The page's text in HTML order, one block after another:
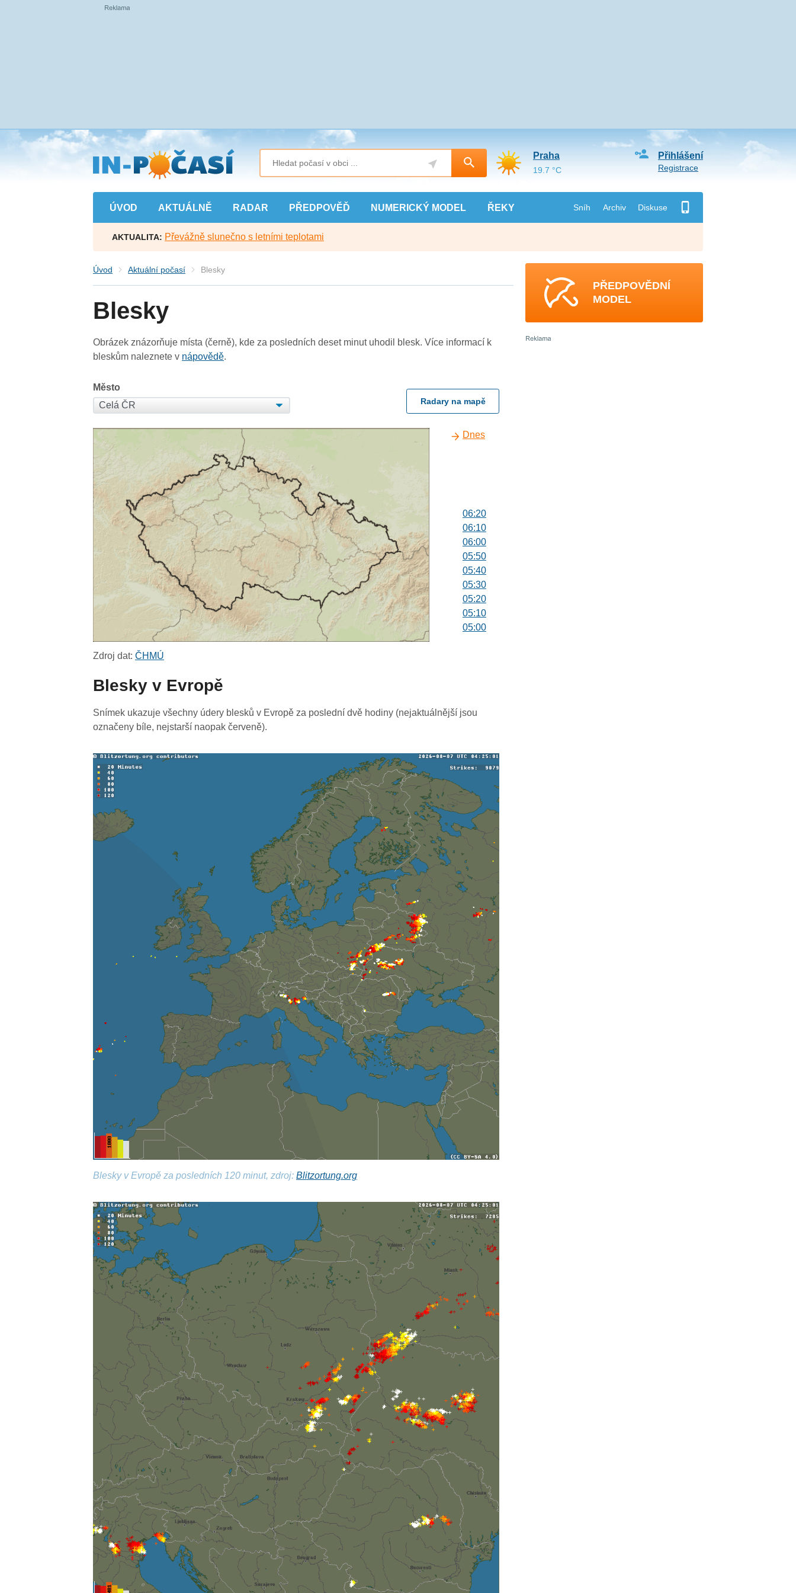
Přejít
na
hlavní
obsah
ÚVOD AKTUÁLNĚ RADAR PŘEDPOVĚĎ NUMERICKÝ MODEL ŘEKY Sníh Archiv Diskuse
Přihlášení
Registrace
Praha
19.7 °C
AKTUALITA: Převážně slunečno s letními teplotami
Úvod Aktuální počasí Blesky
Blesky
Obrázek znázorňuje místa (černě), kde za posledních deset minut uhodil blesk. Více informací k
bleskům naleznete v nápovědě.
Město
Radary na mapě
Dnes
06:20
06:10
06:00
05:50
05:40
05:30
05:20
05:10
05:00
04:00
03:30
03:20
Zdroj dat:ČHMÚ
Blesky v Evropě
Snímek ukazuje všechny údery blesků v Evropě za poslední dvě hodiny (nejaktuálnější jsou
označeny bíle, nejstarší naopak červeně).
Blesky v Evropě za posledních 120 minut, zdroj:Blitzortung.org
PŘEDPOVĚDNÍ
MODEL